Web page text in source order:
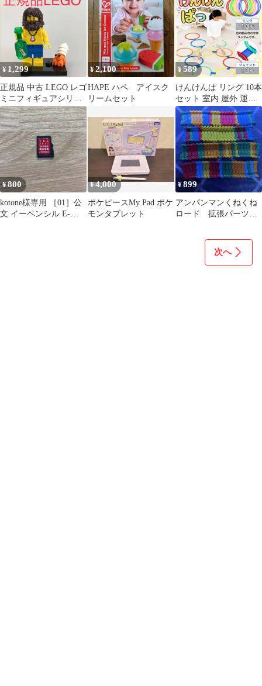
ンポンボール
¥ 1,299
正規品 中古 LEGO レゴ
ミニフィギュアシリー
ズ21 ミニフィグ 3
漂流者 N0-522 ※ヤシ
ガニ プレート 71029
361
¥2,100
HAPE ハペ アイスク
リームセット
¥589
けんけんぱ リング 10本
セット 室内 屋外 運動
知育玩具 バランス遊び
¥800
kotone様専用 ［01］公
文 イーペンシル E-
¥4,000
ポケピースMy Pad ポケ
モンタブレット
¥899
アンパンマンくねくね
ロード 拡張パーツの
次へ